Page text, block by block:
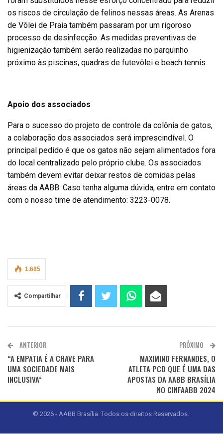
os riscos de circulação de felinos nessas áreas. As Arenas
de Vôlei de Praia também passaram por um rigoroso
processo de desinfecção. As medidas preventivas de
higienização também serão realizadas no parquinho
próximo às piscinas, quadras de futevôlei e beach tennis.
Apoio dos associados
Para o sucesso do projeto de controle da colônia de gatos,
a colaboração dos associados será imprescindível. O
principal pedido é que os gatos não sejam alimentados fora
do local centralizado pelo próprio clube. Os associados
também devem evitar deixar restos de comidas pelas
áreas da AABB. Caso tenha alguma dúvida, entre em contato
com o nosso time de atendimento: 3223-0078.
1.685
Compartilhar
ANTERIOR
“A EMPATIA É A CHAVE PARA
UMA SOCIEDADE MAIS
INCLUSIVA”
PRÓXIMO
MAXIMINO FERNANDES, O
ATLETA PCD QUE É UMA DAS
APOSTAS DA AABB BRASÍLIA
NO CINFAABB 2024
© 2026 - AABB Brasília. Todos os direitos Reservados.